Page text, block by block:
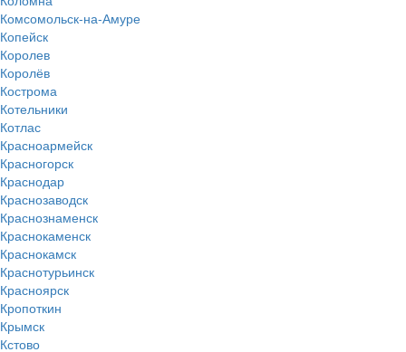
Комсомольск-на-Амуре
Копейск
Королев
Королёв
Кострома
Котельники
Котлас
Красноармейск
Красногорск
Краснодар
Краснозаводск
Краснознаменск
Краснокаменск
Краснокамск
Краснотурьинск
Красноярск
Кропоткин
Крымск
Кстово